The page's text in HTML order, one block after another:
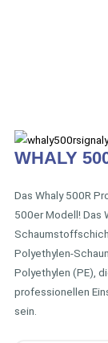
Nachrichten
WHALY
Das Whaly 500R
500er Modell! Das
Polyethylen-
Polyethylen (PE),
professionellen
sein.